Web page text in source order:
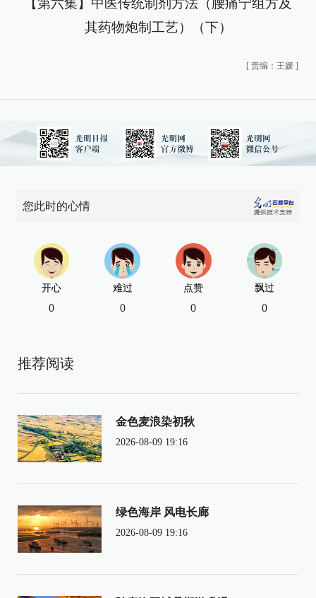
【第六集】中医传统制剂方法（腰痛宁组方及
其药物炮制工艺）（下）
[ 责编：王媛 ]
您此时的心情
开心
0
难过
0
点赞
0
飘过
0
推荐阅读
金色麦浪染初秋
2026-08-09 19:16
绿色海岸 风电长廊
2026-08-09 19:16